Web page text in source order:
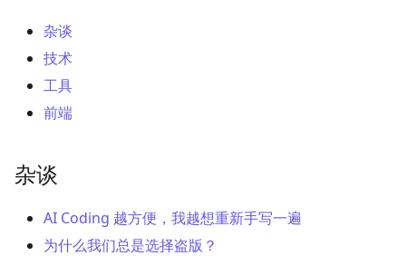
杂谈
技术
工具
前端
杂谈
AI Coding 越方便，我越想重新手写一遍
为什么我们总是选择盗版？